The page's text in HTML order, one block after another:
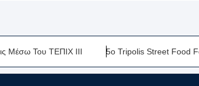
ΤΕΠΙΧ ΙΙΙ 5ο Tripolis Street Food Festival-